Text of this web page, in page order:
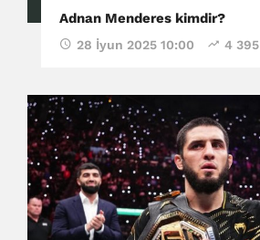
Adnan Menderes kimdir?
28 İyun 2025 10:00 4 395